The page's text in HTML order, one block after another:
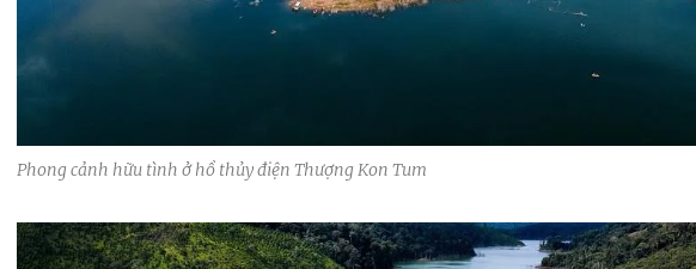
Phong cảnh hữu tình ở hồ thủy điện Thượng Kon Tum